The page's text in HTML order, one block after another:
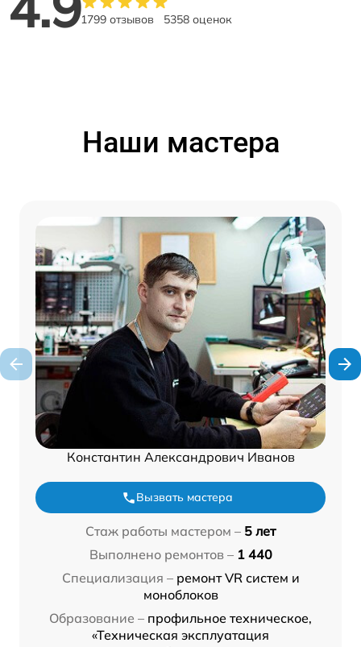
1799 отзывов 5358 оценок
Наши мастера
Константин Александрович Иванов
Вызвать мастера
Стаж работы мастером – 5 лет
Выполнено ремонтов – 1 440
Специализация – ремонт VR систем и
моноблоков
Образование – профильное техническое,
«Техническая эксплуатация